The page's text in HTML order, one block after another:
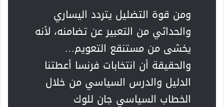
ومن قوة التضليل يتردد اليساري
والحداثي من التعبير عن تضامنه، لأنه
يخشى من مستنقع التعويم…
والحقيقة أن انتخابات فرنسا أعطتنا
الدليل والدرس السياسي من خلال
الخطاب السياسي جان للوك